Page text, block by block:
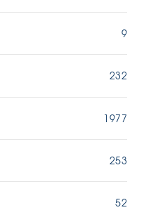
9
232
1977
253
52